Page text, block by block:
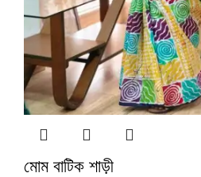
মোম বাটিক শাড়ী